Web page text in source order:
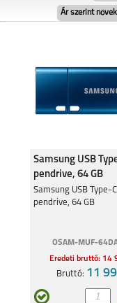
NOTHING PHONE 3A
NOTHING PHONE 3A
Ár szerint
Samsung USB
pendrive, 64 GB
Samsung USB Type-C
pendrive, 64 GB
OSAM-MUF-
Eredeti bruttó: 14
Bruttó: 11